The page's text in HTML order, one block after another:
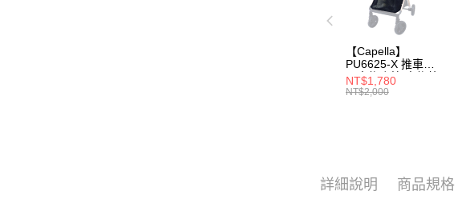
【Capella】
PU6625-X 推車專
用寵物底籃/寵物外
出底籃(不含推車)
NT$1,780
NT$2,000
詳細說明 商品規格